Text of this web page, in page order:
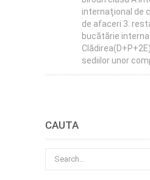
internaţional de
de afaceri 3.
bucătărie
sediilor unor
CAUTA